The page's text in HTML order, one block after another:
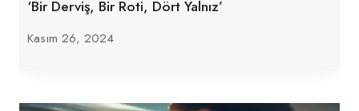
‘Bir Derviş, Bir Roti, Dört Yalnız’
Kasım 26, 2024